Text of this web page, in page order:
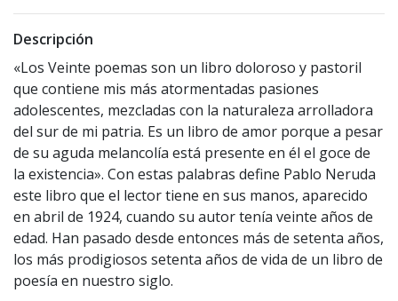
Descripción
«Los Veinte poemas son un libro doloroso y pastoril
que contiene mis más atormentadas pasiones
adolescentes, mezcladas con la naturaleza arrolladora
del sur de mi patria. Es un libro de amor porque a pesar
de su aguda melancolía está presente en él el goce de
la existencia». Con estas palabras define Pablo Neruda
este libro que el lector tiene en sus manos, aparecido
en abril de 1924, cuando su autor tenía veinte años de
edad. Han pasado desde entonces más de setenta años,
los más prodigiosos setenta años de vida de un libro de
poesía en nuestro siglo.